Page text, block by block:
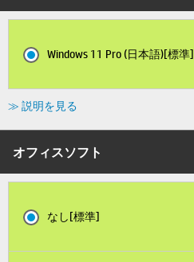
Windows 11 Pro (日本語)[標準]
≫ 説明を見る
オフィスソフト
なし[標準]